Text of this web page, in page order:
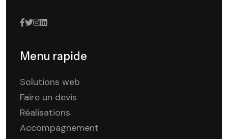
Menu rapide
Solutions web
Faire un devis
Réalisations
Accompagnement